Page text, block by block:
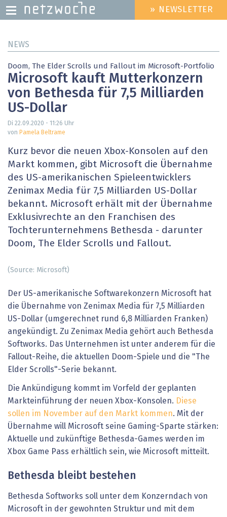
zum
HEADER
MENU
» NEWSLETTER
NEWS
Doom, The Elder Scrolls und Fallout im Microsoft-Portfolio
Microsoft kauft Mutterkonzern
von Bethesda für 7,5 Milliarden
US-Dollar
Di 22.09.2020 - 11:26 Uhr
von Pamela Beltrame
Kurz bevor die neuen Xbox-Konsolen auf den
Markt kommen, gibt Microsoft die Übernahme
des US-amerikanischen Spieleentwicklers
Zenimax Media für 7,5 Milliarden US-Dollar
bekannt. Microsoft erhält mit der Übernahme
Exklusivrechte an den Franchisen des
Tochterunternehmens Bethesda - darunter
Doom, The Elder Scrolls und Fallout.
(Source: Microsoft)
Der US-amerikanische Softwarekonzern Microsoft hat
die Übernahme von Zenimax Media für 7,5 Milliarden
US-Dollar (umgerechnet rund 6,8 Milliarden Franken)
angekündigt. Zu Zenimax Media gehört auch Bethesda
Softworks. Das Unternehmen ist unter anderem für die
Fallout-Reihe, die aktuellen Doom-Spiele und die "The
Elder Scrolls"-Serie bekannt.
Die Ankündigung kommt im Vorfeld der geplanten
Markteinführung der neuen Xbox-Konsolen. Diese
sollen im November auf den Markt kommen. Mit der
Übernahme will Microsoft seine Gaming-Sparte stärken:
Aktuelle und zukünftige Bethesda-Games werden im
Xbox Game Pass erhältlich sein, wie Microsoft mitteilt.
Bethesda bleibt bestehen
Bethesda Softworks soll unter dem Konzerndach von
Microsoft in der gewohnten Struktur und mit dem